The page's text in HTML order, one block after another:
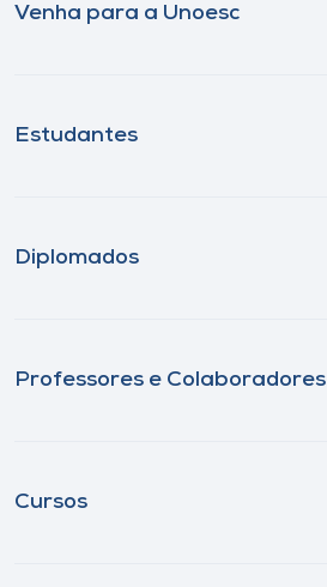
Venha para a Unoesc
Estudantes
Diplomados
Professores e Colaboradores
Cursos